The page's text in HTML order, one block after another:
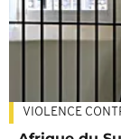
VIOLENCE